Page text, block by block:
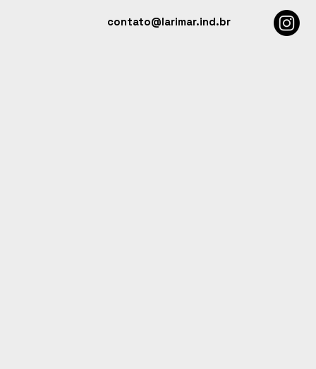
contato@larimar.ind.br